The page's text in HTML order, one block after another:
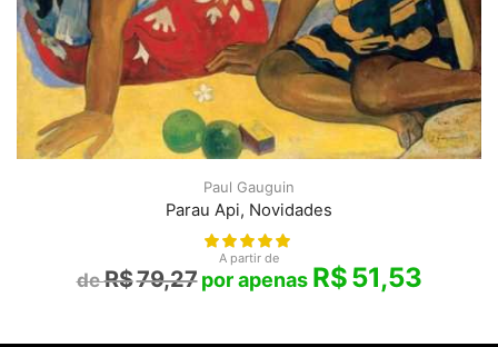
Paul Gauguin
Parau Api, Novidades
A partir de
R$79,27 R$51,53